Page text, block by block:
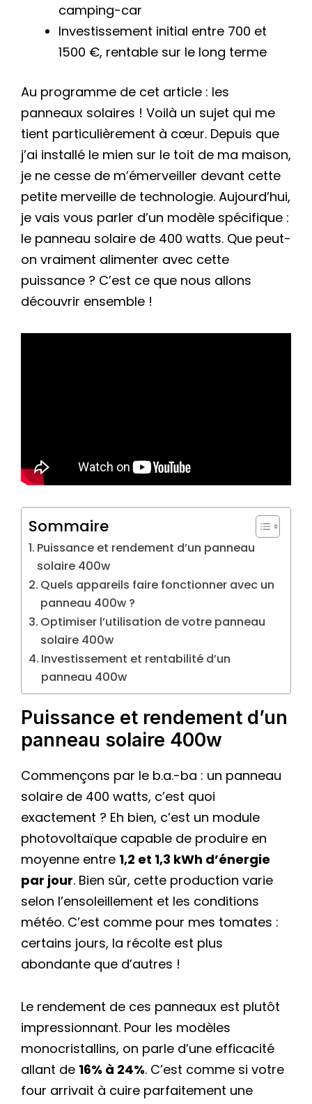
camping-car
Investissement initial entre 700 et
1500 €, rentable sur le long terme
Au programme de cet article : les
panneaux solaires ! Voilà un sujet qui me
tient particulièrement à cœur. Depuis que
j’ai installé le mien sur le toit de ma maison,
je ne cesse de m’émerveiller devant cette
petite merveille de technologie. Aujourd’hui,
je vais vous parler d’un modèle spécifique :
le panneau solaire de 400 watts. Que peut-
on vraiment alimenter avec cette
puissance ? C’est ce que nous allons
découvrir ensemble !
Sommaire
Puissance et rendement d’un panneau
solaire 400w
Quels appareils faire fonctionner avec un
panneau 400w ?
Optimiser l’utilisation de votre panneau
solaire 400w
Investissement et rentabilité d’un
panneau 400w
Puissance et rendement d’un
panneau solaire 400w
Commençons par le b.a.-ba : un panneau
solaire de 400 watts, c’est quoi
exactement ? Eh bien, c’est un module
photovoltaïque capable de produire en
moyenne entre 1,2 et 1,3 kWh d’énergie
par jour. Bien sûr, cette production varie
selon l’ensoleillement et les conditions
météo. C’est comme pour mes tomates :
certains jours, la récolte est plus
abondante que d’autres !
Le rendement de ces panneaux est plutôt
impressionnant. Pour les modèles
monocristallins, on parle d’une efficacité
allant de 16% à 24%. C’est comme si votre
four arrivait à cuire parfaitement une